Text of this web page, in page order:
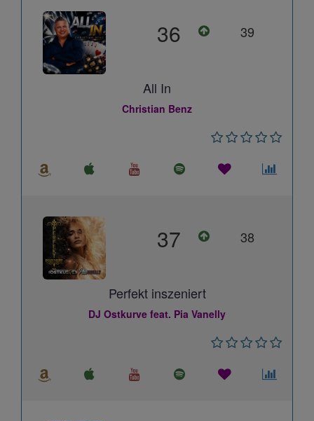
36 39
All In
Christian Benz
37 38
Perfekt inszeniert
DJ Ostkurve feat. Pia Vanelly